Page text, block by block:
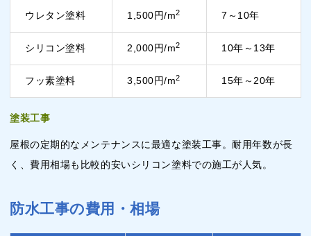
ウレタン塗料 1,500円/m2 7～10年
シリコン塗料 2,000円/m2 10年～13年
フッ素塗料 3,500円/m2 15年～20年
塗装工事
屋根の定期的なメンテナンスに最適な塗装工事。耐用年数が長
く、費用相場も比較的安いシリコン塗料での施工が人気。
防水工事の費用・相場